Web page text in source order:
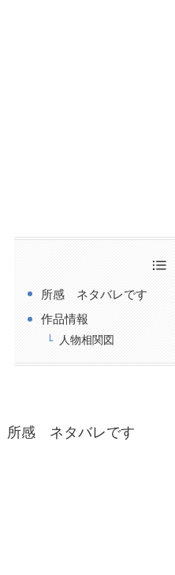
所感 ネタバレです
作品情報
人物相関図
所感 ネタバレです